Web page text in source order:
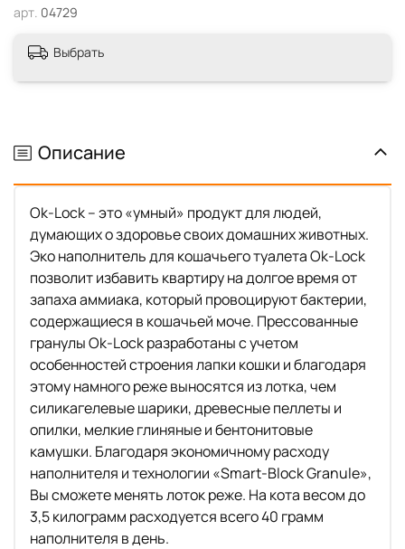
арт. 04729
Выбрать
Описание
Ok-Lock – это «умный» продукт для людей,
думающих о здоровье своих домашних животных.
Эко наполнитель для кошачьего туалета Ok-Lock
позволит избавить квартиру на долгое время от
запаха аммиака, который провоцируют бактерии,
содержащиеся в кошачьей моче. Прессованные
гранулы Ok-Lock разработаны с учетом
особенностей строения лапки кошки и благодаря
этому намного реже выносятся из лотка, чем
силикагелевые шарики, древесные пеллеты и
опилки, мелкие глиняные и бентонитовые
камушки. Благодаря экономичному расходу
наполнителя и технологии «Smart-Block Granule»,
Вы сможете менять лоток реже. На кота весом до
3,5 килограмм расходуется всего 40 грамм
наполнителя в день.